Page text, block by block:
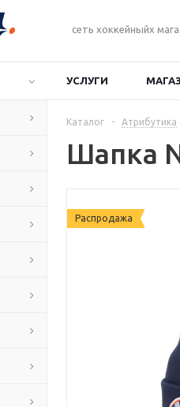
сеть хоккейныйх
УСЛУГИ
Каталог - Атрибутика
Шапка
Распродажа